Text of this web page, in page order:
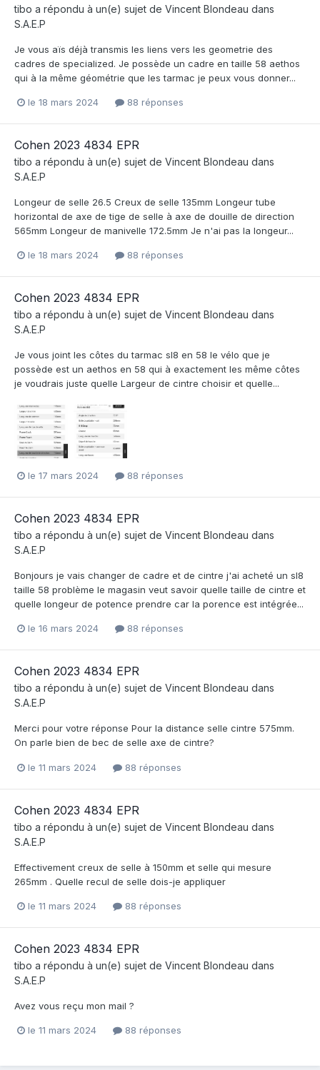
tibo a répondu à un(e) sujet de Vincent Blondeau dans
S.A.E.P
Je vous aïs déjà transmis les liens vers les geometrie des
cadres de specialized. Je possède un cadre en taille 58 aethos
qui à la même géométrie que les tarmac je peux vous donner...
le 18 mars 2024 88 réponses
Cohen 2023 4834 EPR
tibo a répondu à un(e) sujet de Vincent Blondeau dans
S.A.E.P
Longeur de selle 26.5 Creux de selle 135mm Longeur tube
horizontal de axe de tige de selle à axe de douille de direction
565mm Longeur de manivelle 172.5mm Je n'ai pas la longeur...
le 18 mars 2024 88 réponses
Cohen 2023 4834 EPR
tibo a répondu à un(e) sujet de Vincent Blondeau dans
S.A.E.P
Je vous joint les côtes du tarmac sl8 en 58 le vélo que je
possède est un aethos en 58 qui à exactement les même côtes
je voudrais juste quelle Largeur de cintre choisir et quelle...
le 17 mars 2024 88 réponses
Cohen 2023 4834 EPR
tibo a répondu à un(e) sujet de Vincent Blondeau dans
S.A.E.P
Bonjours je vais changer de cadre et de cintre j'ai acheté un sl8
taille 58 problème le magasin veut savoir quelle taille de cintre et
quelle longeur de potence prendre car la porence est intégrée...
le 16 mars 2024 88 réponses
Cohen 2023 4834 EPR
tibo a répondu à un(e) sujet de Vincent Blondeau dans
S.A.E.P
Merci pour votre réponse Pour la distance selle cintre 575mm.
On parle bien de bec de selle axe de cintre?
le 11 mars 2024 88 réponses
Cohen 2023 4834 EPR
tibo a répondu à un(e) sujet de Vincent Blondeau dans
S.A.E.P
Effectivement creux de selle à 150mm et selle qui mesure
265mm . Quelle recul de selle dois-je appliquer
le 11 mars 2024 88 réponses
Cohen 2023 4834 EPR
tibo a répondu à un(e) sujet de Vincent Blondeau dans
S.A.E.P
Avez vous reçu mon mail ?
le 11 mars 2024 88 réponses